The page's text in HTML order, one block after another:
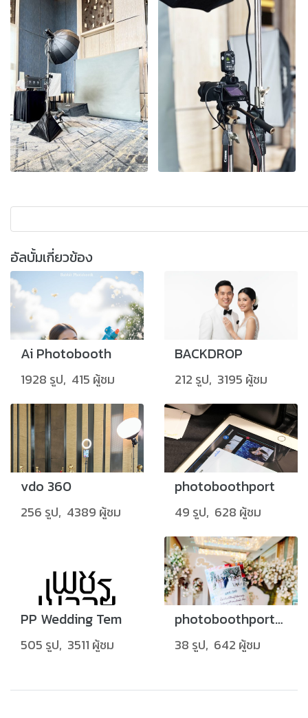
อัลบั้มเกี่ยวข้อง
Ai Photobooth
1928 รูป, 415 ผู้ชม
BACKDROP
212 รูป, 3195 ผู้ชม
vdo 360
256 รูป, 4389 ผู้ชม
photoboothport
49 รูป, 628 ผู้ชม
PP Wedding Tem
505 รูป, 3511 ผู้ชม
photoboothport02
38 รูป, 642 ผู้ชม